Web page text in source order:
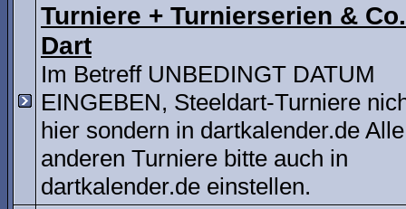
Turniere + Turnierserien &
Dart
Im Betreff UNBEDINGT DATUM
EINGEBEN, Steeldart-Turniere
hier sondern in dartkalender.de Alle
anderen Turniere bitte auch in
dartkalender.de einstellen.